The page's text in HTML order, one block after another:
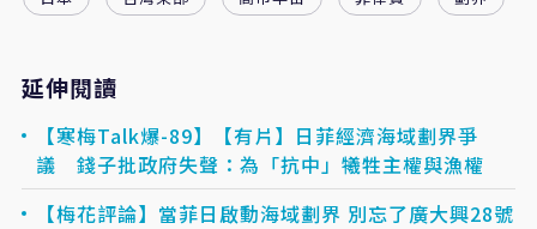
延伸閱讀
【寒梅Talk爆-89】【有片】日菲經濟海域劃界爭
議 錢子批政府失聲：為「抗中」犧牲主權與漁權
【梅花評論】當菲日啟動海域劃界 別忘了廣大興28號